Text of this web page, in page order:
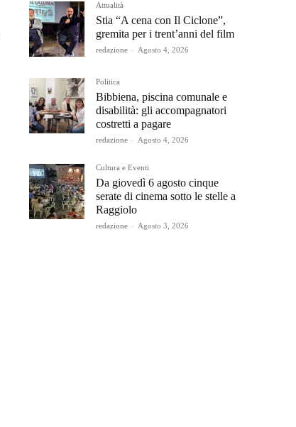
Attualità
Stia “A cena con Il Ciclone”,
gremita per i trent’anni del film
redazione - Agosto 4, 2026
Politica
Bibbiena, piscina comunale e
disabilità: gli accompagnatori
costretti a pagare
redazione - Agosto 4, 2026
Cultura e Eventi
Da giovedì 6 agosto cinque
serate di cinema sotto le stelle a
Raggiolo
redazione - Agosto 3, 2026